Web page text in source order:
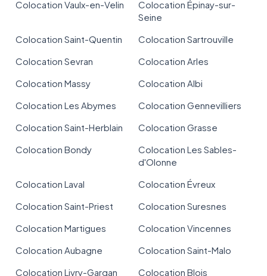
Colocation Vaulx-en-Velin
Colocation Épinay-sur-
Seine
Colocation Saint-Quentin
Colocation Sartrouville
Colocation Sevran
Colocation Arles
Colocation Massy
Colocation Albi
Colocation Les Abymes
Colocation Gennevilliers
Colocation Saint-Herblain
Colocation Grasse
Colocation Bondy
Colocation Les Sables-
d'Olonne
Colocation Laval
Colocation Évreux
Colocation Saint-Priest
Colocation Suresnes
Colocation Martigues
Colocation Vincennes
Colocation Aubagne
Colocation Saint-Malo
Colocation Livry-Gargan
Colocation Blois